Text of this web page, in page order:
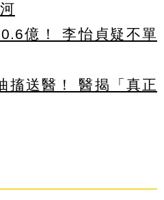
億！ 李怡貞疑不單
搐送醫！ 醫揭「真正